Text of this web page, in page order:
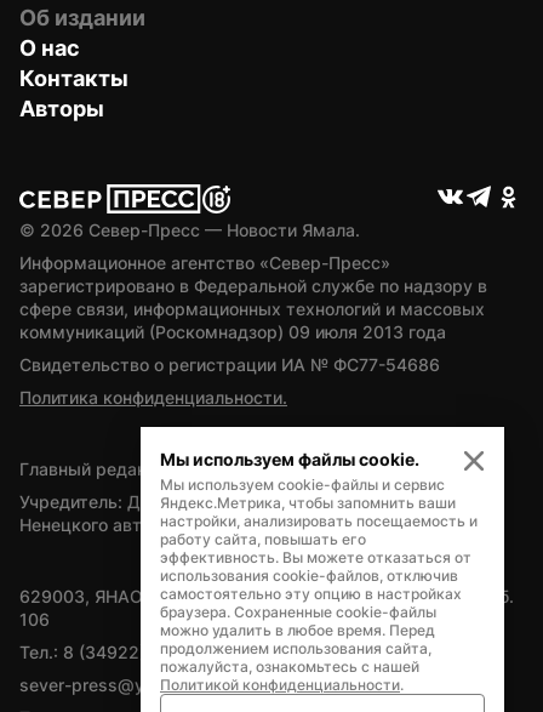
Об издании
О нас
Контакты
Авторы
© 2026 Север-Пресс — Новости Ямала.
Информационное агентство «Север-Пресс»
зарегистрировано в Федеральной службе по надзору в
сфере связи, информационных технологий и массовых
коммуникаций (Роскомнадзор) 09 июля 2013 года
Свидетельство о регистрации ИА № ФС77-54686
Политика конфиденциальности.
Главный редактор — А.Л. Поздеев
Учредитель: Департамент внутренней политики Ямало-
Ненецкого автономного округа
629003, ЯНАО, Салехард, мкр. Богдана Кнунянца, д.1, каб.
106
Тел.: 8 (34922) 71262
sever-press@yamal-media.ru
Мы используем файлы cookie.
Мы используем cookie-файлы и сервис
Яндекс.Метрика, чтобы запомнить ваши
настройки, анализировать посещаемость и
работу сайта, повышать его
эффективность. Вы можете отказаться от
использования cookie-файлов, отключив
самостоятельно эту опцию в настройках
браузера. Сохраненные cookie-файлы
можно удалить в любое время. Перед
продолжением использования сайта,
пожалуйста, ознакомьтесь с нашей
Политикой конфиденциальности.